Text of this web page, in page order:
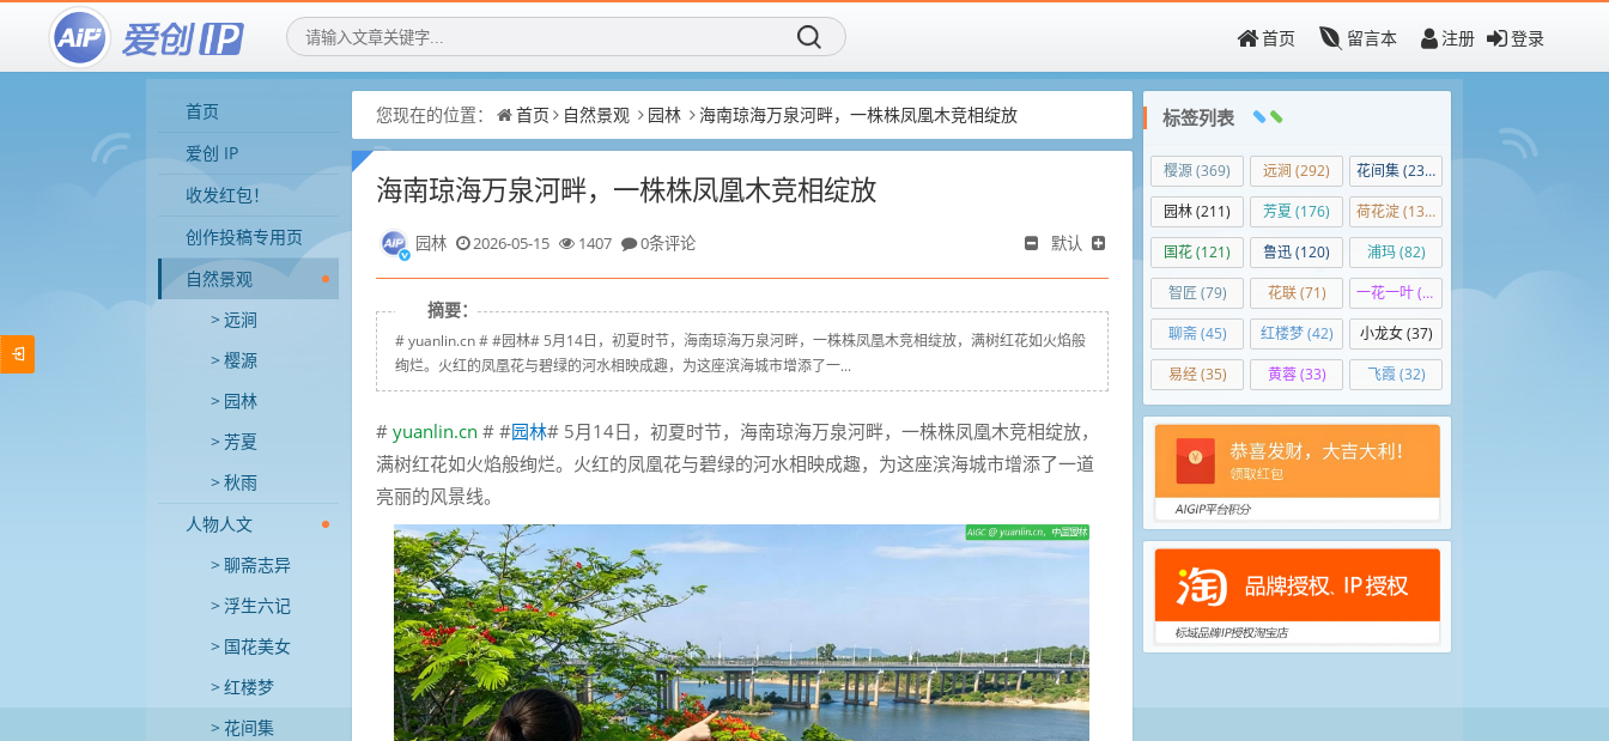
首页 留言本 注册 登录
首页
爱创 IP
收发红包！
创作投稿专用页
自然景观
远涧
樱源
园林
芳夏
秋雨
人物人文
聊斋志异
浮生六记
国花美女
红楼梦
花间集
您现在的位置： 首页 自然景观 园林 海南琼海万泉河畔，一株株凤凰木竞相绽放
海南琼海万泉河畔，一株株凤凰木竞相绽放
园林 2026-05-15 1407 0条评论 默认
摘要：
# yuanlin.cn # #园林# 5月14日，初夏时节，海南琼海万泉河畔，一株株凤凰木竞相绽放，满树红花如火焰般
绚烂。火红的凤凰花与碧绿的河水相映成趣，为这座滨海城市增添了一...
# yuanlin.cn # #园林# 5月14日，初夏时节，海南琼海万泉河畔，一株株凤凰木竞相绽放，
满树红花如火焰般绚烂。火红的凤凰花与碧绿的河水相映成趣，为这座滨海城市增添了一道
亮丽的风景线。
标签列表
樱源(369) 远涧 (292) 花间集(236)
园林(211) 芳夏 (176) 荷花淀(139)
国花(121) 鲁迅(120) 浦玛(82)
智匠 (79) 花联(71) 一花一叶(50)
聊斋(45) 红楼梦(42) 小龙女(37)
易经(35) 黄蓉(33) 飞霞 (32)